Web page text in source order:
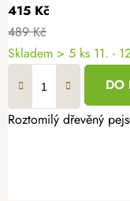
415 Kč
489 Kč
Skladem > 5 ks 11. -
DO
Roztomilý dřevěný